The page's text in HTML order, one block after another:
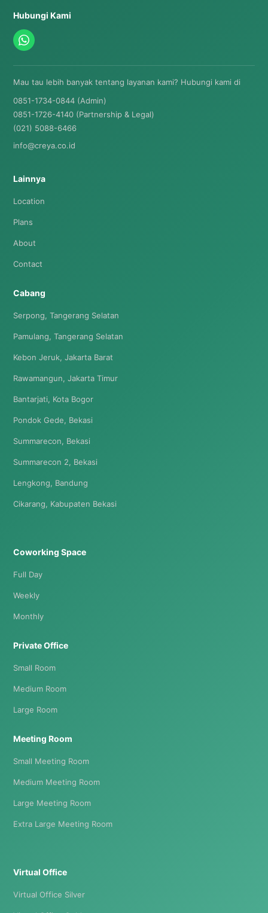
Hubungi Kami
Mau tau lebih banyak tentang layanan kami? Hubungi kami di
0851-1734-0844 (Admin)
0851-1726-4140 (Partnership & Legal)
(021) 5088-6466
info@creya.co.id
Lainnya
Location
Plans
About
Contact
Cabang
Serpong, Tangerang Selatan
Pamulang, Tangerang Selatan
Kebon Jeruk, Jakarta Barat
Rawamangun, Jakarta Timur
Bantarjati, Kota Bogor
Pondok Gede, Bekasi
Summarecon, Bekasi
Summarecon 2, Bekasi
Lengkong, Bandung
Cikarang, Kabupaten Bekasi
Coworking Space
Full Day
Weekly
Monthly
Private Office
Small Room
Medium Room
Large Room
Meeting Room
Small Meeting Room
Medium Meeting Room
Large Meeting Room
Extra Large Meeting Room
Virtual Office
Virtual Office Silver